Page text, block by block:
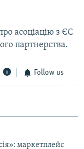
асоціацію з ЄС
партнерства.
Follow us
маркетплейс